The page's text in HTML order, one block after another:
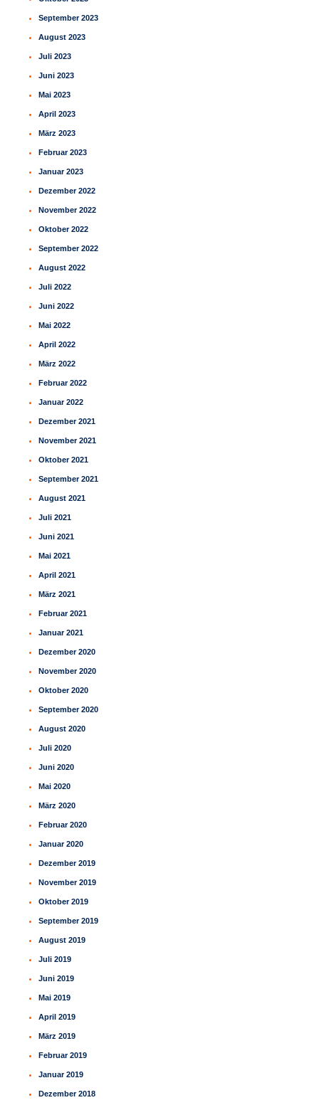
September 2023
August 2023
Juli 2023
Juni 2023
Mai 2023
April 2023
März 2023
Februar 2023
Januar 2023
Dezember 2022
November 2022
Oktober 2022
September 2022
August 2022
Juli 2022
Juni 2022
Mai 2022
April 2022
März 2022
Februar 2022
Januar 2022
Dezember 2021
November 2021
Oktober 2021
September 2021
August 2021
Juli 2021
Juni 2021
Mai 2021
April 2021
März 2021
Februar 2021
Januar 2021
Dezember 2020
November 2020
Oktober 2020
September 2020
August 2020
Juli 2020
Juni 2020
Mai 2020
März 2020
Februar 2020
Januar 2020
Dezember 2019
November 2019
Oktober 2019
September 2019
August 2019
Juli 2019
Juni 2019
Mai 2019
April 2019
März 2019
Februar 2019
Januar 2019
Dezember 2018